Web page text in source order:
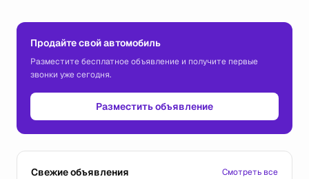
Продайте свой автомобиль
Разместите бесплатное объявление и получите первые
звонки уже сегодня.
Разместить объявление
Свежие объявления Смотреть все